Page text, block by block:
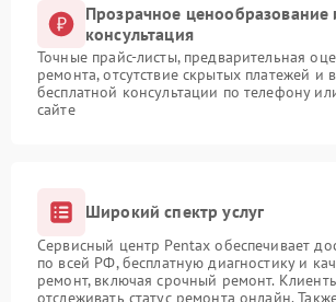
Прозрачное ценообразование
консультация
Точные прайс-листы, предварительная
ремонта, отсутствие скрытых платежей и
бесплатной консультации по телефону
сайте
Широкий спектр услуг
Сервисный центр Pentax обеспечивает
по всей РФ, бесплатную диагностику и
ремонт, включая срочный ремонт.
отслеживать статус ремонта онлайн.